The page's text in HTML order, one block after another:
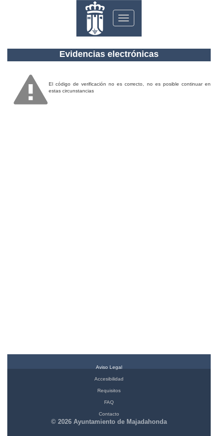
Toggle
navigation
Evidencias electrónicas
El código de verificación no es correcto, no es posible continuar en
estas circunstancias
Aviso Legal
Accesibilidad
Requisitos
FAQ
Contacto
© 2026 Ayuntamiento de Majadahonda